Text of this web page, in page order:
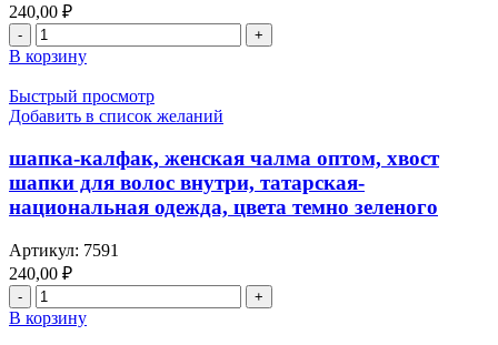
240,00 ₽
Количество
товара
шапка-
калфак,
женская
оптом,
хвост
шапки
для
внутри,
татарская-
национальная
одежда,
цвета
В корзину
Быстрый просмотр
Добавить в список желаний
шапка-калфак, женская чалма оптом, хвост
шапки для волос внутри, татарская-
национальная одежда, цвета темно зеленого
Артикул: 7591
240,00 ₽
Количество
товара
шапка-
В корзину